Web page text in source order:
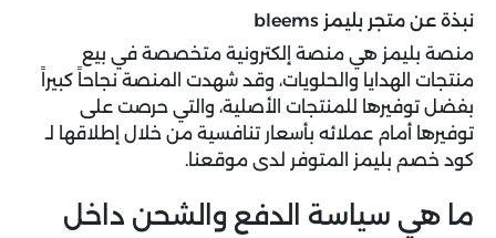
نبذة عن متجر بليمز bleems
منصة بليمز هي منصة إلكترونية متخصصة في بيع
منتجات الهدايا والحلويات، وقد شهدت المنصة نجاحاً كبيراً
بفضل توفيرها للمنتجات الأصلية، والتي حرصت على
توفيرها أمام عملائه بأسعار تنافسية من خلال إطلاقها لـ
كود خصم بليمز المتوفر لدى موقعنا.
ما هي سياسة الدفع والشحن داخل